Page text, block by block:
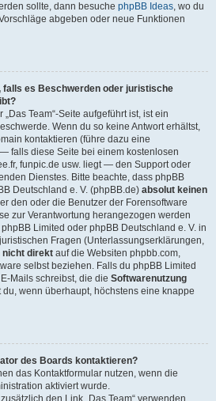
sollte, dann besuche phpBB Ideas, wo du
abgeben oder neue Funktionen
falls es Beschwerden oder juristische
Team“-Seite aufgeführt ist, ist ein
Wenn du so keine Antwort erhältst,
kontaktieren (führe dazu eine
falls diese Seite bei einem kostenlosen
funpic.de usw. liegt — den Support oder
Dienstes. Bitte beachte, dass phpBB
Deutschland e. V. (phpBB.de) absolut keinen
den oder die Benutzer der Forensoftware
zur Verantwortung herangezogen werden
Limited oder phpBB Deutschland e. V. in
Fragen (Unterlassungserklärungen,
nicht direkt auf die Websiten phpbb.com,
selbst beziehen. Falls du phpBB Limited
Mails schreibst, die die Softwarenutzung
du, wenn überhaupt, höchstens eine knappe
des Boards kontaktieren?
das Kontaktformular nutzen, wenn die
aktiviert wurde.
den Link „Das Team“ verwenden.